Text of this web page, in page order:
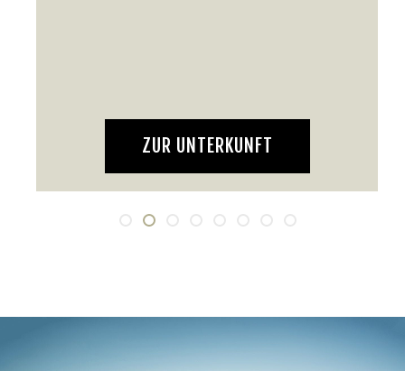
ZUR UNTERKUNFT